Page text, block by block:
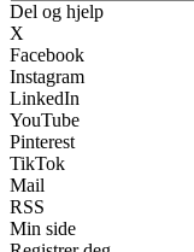
Del og hjelp
X
Facebook
Instagram
LinkedIn
YouTube
Pinterest
TikTok
Mail
RSS
Min side